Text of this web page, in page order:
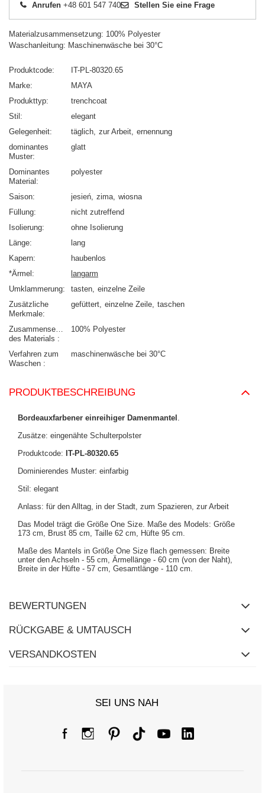
Anrufen +48 601 547 740 Stellen Sie eine Frage
Materialzusammensetzung: 100% Polyester
Waschanleitung: Maschinenwäsche bei 30°C
Produktcode
IT-PL-80320.65
Marke
MAYA
Produkttyp
trenchcoat
Stil
elegant
Gelegenheit
täglich zur Arbeit ernennung
dominantes
Muster
glatt
Dominantes
Material
polyester
Saison jesień zima wiosna
Füllung
nicht zutreffend
Isolierung
ohne Isolierung
Länge
lang
Kapern
haubenlos
*Ärmel
langarm
Umklammerung
tasten einzelne Zeile
Zusätzliche
Merkmale
gefüttert einzelne Zeile taschen
Zusammensetzung
des Materials
100% Polyester
Verfahren zum
Waschen
maschinenwäsche bei 30°C
PRODUKTBESCHREIBUNG
Bordeauxfarbener einreihiger Damenmantel .
Zusätze: eingenähte Schulterpolster
Produktcode: IT-PL-80320.65
Dominierendes Muster: einfarbig
Stil: elegant
Anlass: für den Alltag, in der Stadt, zum Spazieren, zur Arbeit
Das Model trägt die Größe One Size. Maße des Models: Größe
173 cm, Brust 85 cm, Taille 62 cm, Hüfte 95 cm.
Maße des Mantels in Größe One Size flach gemessen: Breite
unter den Achseln - 55 cm, Ärmellänge - 60 cm (von der Naht),
Breite in der Hüfte - 57 cm, Gesamtlänge - 110 cm.
BEWERTUNGEN
RÜCKGABE & UMTAUSCH
VERSANDKOSTEN
SEI UNS NAH